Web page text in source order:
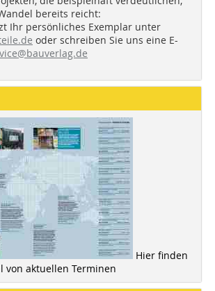
bereits reicht:
Ihr persönliches Exemplar unter
oder schreiben Sie uns eine E-
Hier finden
von aktuellen Terminen